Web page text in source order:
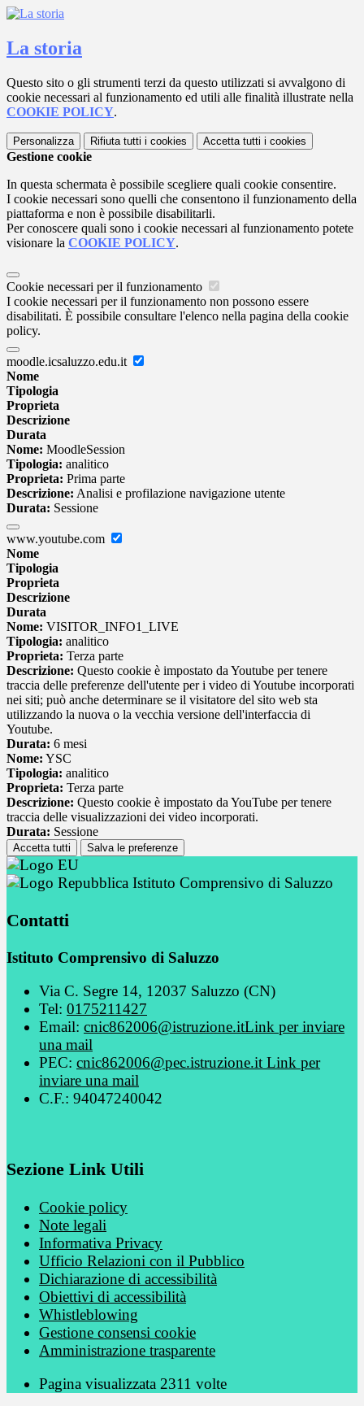
La storia
Questo sito o gli strumenti terzi da questo utilizzati si avvalgono di
cookie necessari al funzionamento ed utili alle finalità illustrate nella
COOKIE POLICY.
Personalizza Rifiuta tutti i cookies Accetta tutti i cookies
Gestione cookie
In questa schermata è possibile scegliere quali cookie consentire.
I cookie necessari sono quelli che consentono il funzionamento della
piattaforma e non è possibile disabilitarli.
Per conoscere quali sono i cookie necessari al funzionamento potete
visionare la COOKIE POLICY.
Cookie necessari per il funzionamento
I cookie necessari per il funzionamento non possono essere
disabilitati. È possibile consultare l'elenco nella pagina della cookie
policy.
moodle.icsaluzzo.edu.it
Nome
Tipologia
Proprieta
Descrizione
Durata
Nome: MoodleSession
Tipologia: analitico
Proprieta: Prima parte
Descrizione: Analisi e profilazione navigazione utente
Durata: Sessione
www.youtube.com
Nome
Tipologia
Proprieta
Descrizione
Durata
Nome: VISITOR_INFO1_LIVE
Tipologia: analitico
Proprieta: Terza parte
Descrizione: Questo cookie è impostato da Youtube per tenere
traccia delle preferenze dell'utente per i video di Youtube incorporati
nei siti; può anche determinare se il visitatore del sito web sta
utilizzando la nuova o la vecchia versione dell'interfaccia di
Youtube.
Durata: 6 mesi
Nome: YSC
Tipologia: analitico
Proprieta: Terza parte
Descrizione: Questo cookie è impostato da YouTube per tenere
traccia delle visualizzazioni dei video incorporati.
Durata: Sessione
Accetta tutti Salva le preferenze
Istituto Comprensivo di Saluzzo
Contatti
Istituto Comprensivo di Saluzzo
Via C. Segre 14, 12037 Saluzzo (CN)
Tel: 0175211427
Email: cnic862006@istruzione.itLink per inviare
una mail
PEC: cnic862006@pec.istruzione.it Link per
inviare una mail
C.F.: 94047240042
Sezione Link Utili
Cookie policy
Note legali
Informativa Privacy
Ufficio Relazioni con il Pubblico
Dichiarazione di accessibilità
Obiettivi di accessibilità
Whistleblowing
Gestione consensi cookie
Amministrazione trasparente
Pagina visualizzata 2311 volte